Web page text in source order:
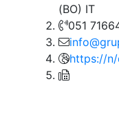
(BO) IT
051
https://